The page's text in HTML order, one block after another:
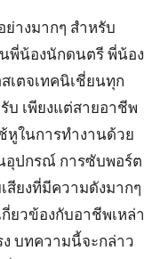
างมากๆ สำหรับ
นพี่น้องนักดนตรี พี่น้อง
เตจเทคนิเชี่ยนทุก
บ เพียงแต่สายอาชีพ
หูในการทำงานด้วย
อุปกรณ์ การซับพอร์ต
ยงที่มีความดังมากๆ
ยวข้องกับอาชีพเหล่า
บทความนี้จะกล่าว